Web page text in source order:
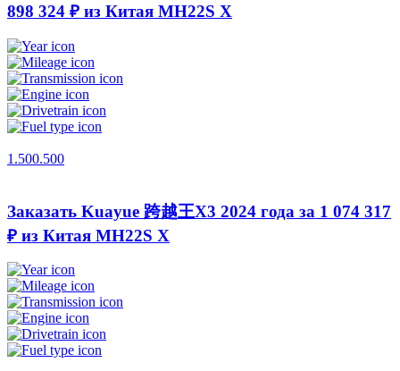
898 324 ₽ из Китая MH22S X
1.500.500
Заказать Kuayue 跨越王X3 2024 года за 1 074 317
₽ из Китая MH22S X